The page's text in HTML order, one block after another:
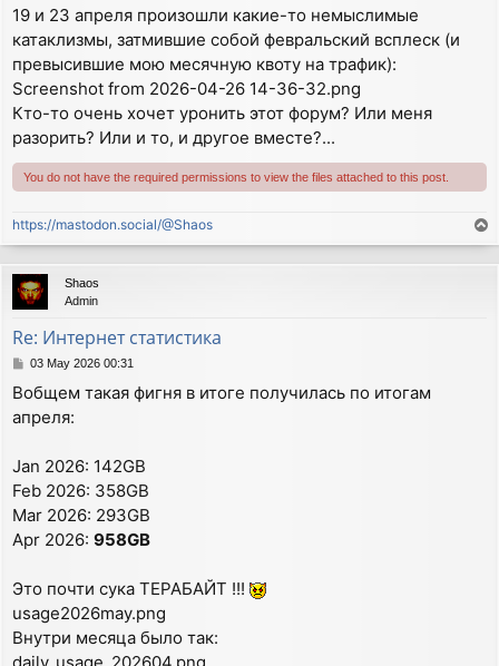
19 и 23 апреля произошли какие-то немыслимые
катаклизмы, затмившие собой февральский всплеск (и
превысившие мою месячную квоту на трафик):
Screenshot from 2026-04-26 14-36-32.png
Кто-то очень хочет уронить этот форум? Или меня
разорить? Или и то, и другое вместе?...
You do not have the required permissions to view the files attached to this post.
https://mastodon.social/@Shaos
o
p
Shaos
Admin
Re: Интернет статистика
P
s
t
03 May 2026 00:31
Вобщем такая фигня в итоге получилась по итогам
апреля:
Jan 2026: 142GB
Feb 2026: 358GB
Mar 2026: 293GB
Apr 2026: 958GB
Это почти сука ТЕРАБАЙТ !!!
usage2026may.png
Внутри месяца было так: